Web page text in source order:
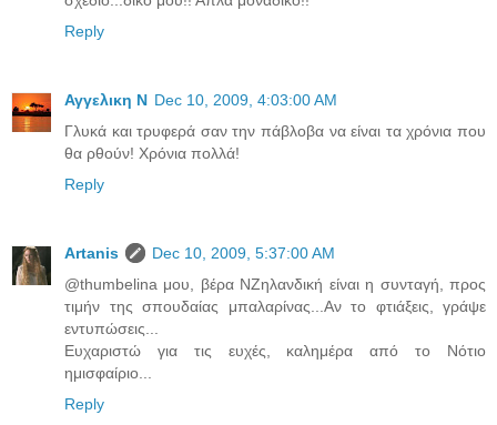
Reply
Αγγελικη Ν Dec 10, 2009, 4:03:00 AM
Γλυκά και τρυφερά σαν την πάβλοβα να είναι τα χρόνια που
θα ρθούν! Χρόνια πολλά!
Reply
Artanis
Dec 10, 2009, 5:37:00 AM
@thumbelina μου, βέρα ΝΖηλανδική είναι η συνταγή, προς
τιμήν της σπουδαίας μπαλαρίνας...Αν το φτιάξεις, γράψε
εντυπώσεις...
Ευχαριστώ για τις ευχές, καλημέρα από το Νότιο
ημισφαίριο...
Reply